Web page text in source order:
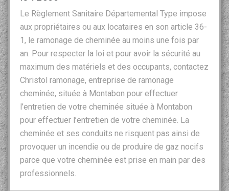
Le Règlement Sanitaire Départemental Type impose
aux propriétaires ou aux locataires en son article 36-
1, le ramonage de cheminée au moins une fois par
an. Pour respecter la loi et pour avoir la sécurité au
maximum des matériels et des occupants, contactez
Christol ramonage, entreprise de ramonage
cheminée, située à Montabon pour effectuer
l’entretien de votre cheminée située à Montabon
pour effectuer l’entretien de votre cheminée. La
cheminée et ses conduits ne risquent pas ainsi de
provoquer un incendie ou de produire de gaz nocifs
parce que votre cheminée est prise en main par des
professionnels.